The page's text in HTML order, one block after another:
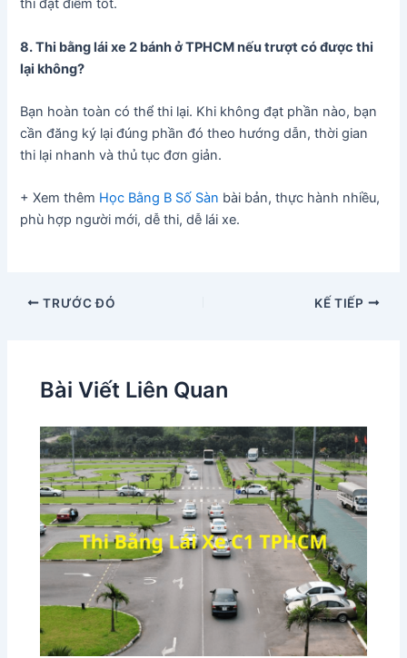
thi đạt điểm tốt.
8. Thi bằng lái xe 2 bánh ở TPHCM nếu trượt có được thi
lại không?
Bạn hoàn toàn có thể thi lại. Khi không đạt phần nào, bạn
cần đăng ký lại đúng phần đó theo hướng dẫn, thời gian
thi lại nhanh và thủ tục đơn giản.
+ Xem thêm Học Bằng B Số Sàn bài bản, thực hành nhiều,
phù hợp người mới, dễ thi, dễ lái xe.
TRƯỚC ĐÓ KẾ TIẾP
Bài Viết Liên Quan